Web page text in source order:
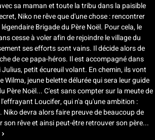
sa maman et toute la tribu dans la paisible
Niko ne rêve que d'une chose : rencontrer
Brigade du Père Noël. Pour cela, le
cesse à voler afin de rejoindre le village du
ses efforts sont vains. Il décide alors de
de ce papa-héros. Il est accompagné dans
petit écureuil volant. En chemin, ils vont
Wilma, jeune belette délurée qui sera leur guide
Père Noël... C'est sans compter sur la meute de
Loucifer, qui n'a qu'une ambition :
Niko devra alors faire preuve de beaucoup de
rêve et ainsi peut-être retrouver son père...